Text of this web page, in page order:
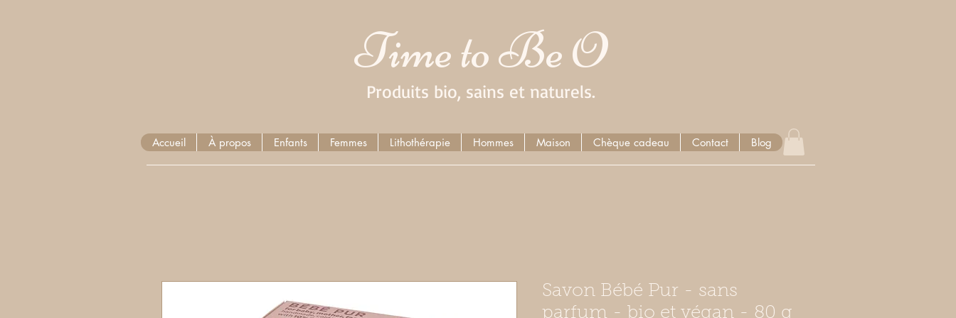
Time to Be O
Produits bio, sains et naturels.
Accueil À propos Enfants Femmes Lithothérapie Hommes Maison Chèque cadeau Contact Blog
Savon Bébé Pur - sans
parfum - bio et végan - 80 g